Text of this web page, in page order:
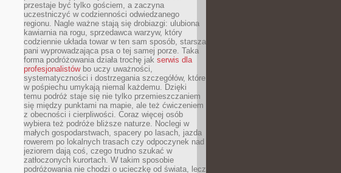
przestaje być tylko gościem, a zaczyna
uczestniczyć w codzienności odwiedzanego
regionu. Nagle ważne stają się drobiazgi: ulubiona
kawiarnia na rogu, sprzedawca warzyw, który
codziennie układa towar w ten sam sposób, starsza
pani wyprowadzająca psa o tej samej porze. Taka
forma podróżowania działa trochę jak serwis dla
profesjonalistówbo uczy uważności,
systematyczności i dostrzegania szczegółów, które
w pośpiechu umykają niemal każdemu. Dzięki
temu podróż staje się nie tylko przemieszczaniem
się między punktami na mapie, ale też ćwiczeniem
z obecności i cierpliwości. Coraz więcej osób
wybiera też podróże bliższe naturze. Noclegi w
małych gospodarstwach, spacery po lasach, jazda
rowerem po lokalnych trasach czy odpoczynek nad
jeziorem dają coś, czego trudno szukać w
zatłoczonych kurortach. W takim sposobie
podróżowania nie chodzi o ucieczkę od świata, lecz